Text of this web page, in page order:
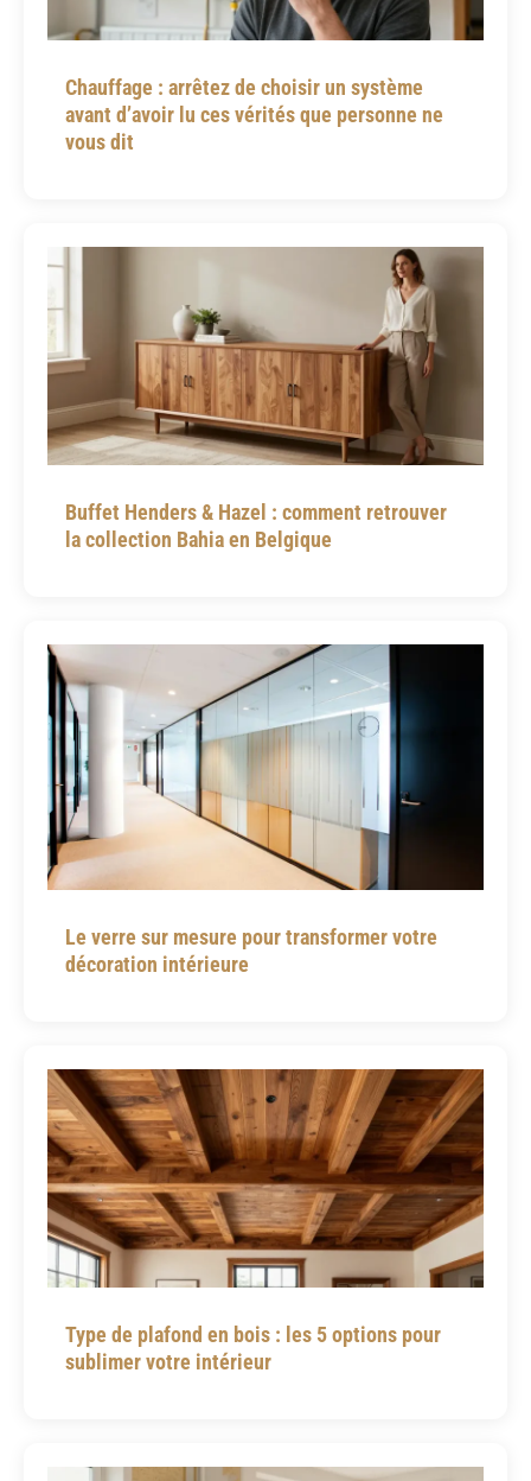
Chauffage : arrêtez de choisir un système
avant d’avoir lu ces vérités que personne ne
vous dit
Buffet Henders & Hazel : comment retrouver
la collection Bahia en Belgique
Le verre sur mesure pour transformer votre
décoration intérieure
Type de plafond en bois : les 5 options pour
sublimer votre intérieur